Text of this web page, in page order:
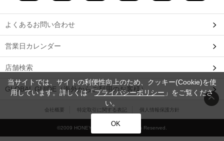
よくあるお問い合わせ
営業日カレンダー
店舗検索
GLOBAL GUIDE（海外からご利用のお客様）
会社概要 特定取引に関する表記 個人情報保護方針
©2009 HONEYS CO., LTD. All Rights Reserved.
当サイトでは、サイトの利便性向上のため、クッキー(Cookie)を使
用しています。詳しくは「プライバシーポリシー 」をご覧くださ
い。
OK